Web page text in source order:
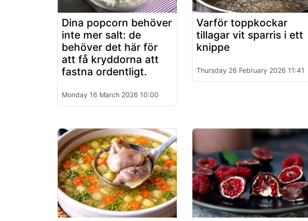
Dina popcorn behöver
inte mer salt: de
behöver det här för
att få kryddorna att
fastna ordentligt.
Monday 16 March 2026 10:00
Varför toppkockar
tillagar vit sparris i ett
knippe
Thursday 26 February 2026 11:41